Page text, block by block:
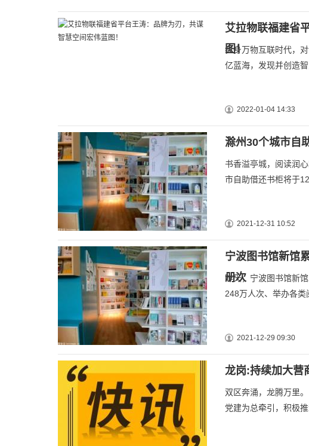
艾拉物联福建省
图！
纵身万物互联时代，
亿蓝海，发现并创造
2022-01-04 14:33
滁州30个城市自
书香溢亭城，阅读润
市自助借还书柜将于
2021-12-31 10:52
宁波图书馆新馆
册次
昨天，宁波图书馆新
248万人次、举办各
2021-12-29 09:30
龙岗:持续加大营
双区奔涌，龙腾万里
党建为总牵引，积极